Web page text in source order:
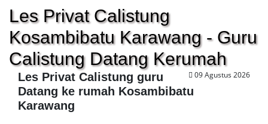
Les Privat Calistung
Kosambibatu Karawang - Guru
Calistung Datang Kerumah
09 Agustus 2026
Les Privat Calistung guru
Datang ke rumah Kosambibatu
Karawang